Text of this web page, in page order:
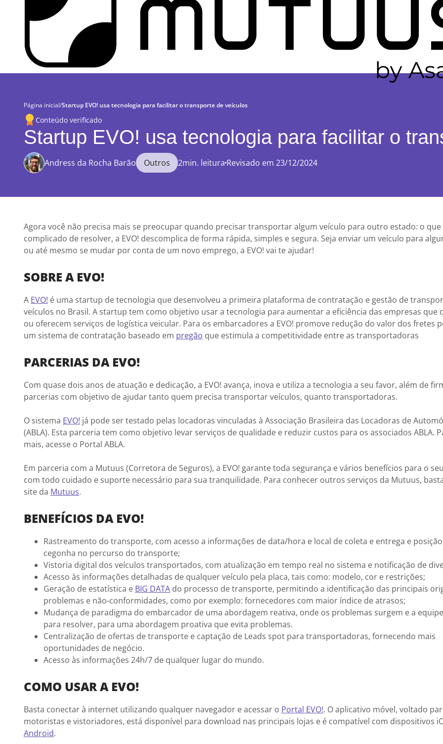
Página inicial/Startup EVO! usa tecnologia para facilitar o transporte de veículos
Conteúdo verificado
Startup EVO! usa tecnologia para facilitar o
Andress da Rocha Barão Outros 2min. leitura Revisado em 23/12/2024
Agora você não precisa mais se preocupar quando precisar transportar algum veículo para outro estado: o que
complicado de resolver, a EVO! descomplica de forma rápida, simples e segura. Seja enviar um veículo para
ou até mesmo se mudar por conta de um novo emprego, a EVO! vai te ajudar!
SOBRE A EVO!
A EVO! é uma startup de tecnologia que desenvolveu a primeira plataforma de contratação e gestão de
veículos no Brasil. A startup tem como objetivo usar a tecnologia para aumentar a eficiência das empresas que
ou oferecem serviços de logística veicular. Para os embarcadores a EVO! promove redução do valor dos fretes
um sistema de contratação baseado em pregão que estimula a competitividade entre as transportadoras
PARCERIAS DA EVO!
Com quase dois anos de atuação e dedicação, a EVO! avança, inova e utiliza a tecnologia a seu favor, além de
parcerias com objetivo de ajudar tanto quem precisa transportar veículos, quanto transportadoras.
O sistema EVO! já pode ser testado pelas locadoras vinculadas à Associação Brasileira das Locadoras de
(ABLA). Esta parceria tem como objetivo levar serviços de qualidade e reduzir custos para os associados ABLA.
mais, acesse o Portal ABLA.
Em parceria com a Mutuus (Corretora de Seguros), a EVO! garante toda segurança e vários benefícios para o
com todo cuidado e suporte necessário para sua tranquilidade. Para conhecer outros serviços da Mutuus,
site da Mutuus.
BENEFÍCIOS DA EVO!
Rastreamento do transporte, com acesso a informações de data/hora e local de coleta e entrega e
cegonha no percurso do transporte;
Vistoria digital dos veículos transportados, com atualização em tempo real no sistema e notificação de
Acesso às informações detalhadas de qualquer veículo pela placa, tais como: modelo, cor e restrições;
Geração de estatística e BIG DATA do processo de transporte, permitindo a identificação das principais
problemas e não-conformidades, como por exemplo: fornecedores com maior índice de atrasos;
Mudança de paradigma do embarcador de uma abordagem reativa, onde os problemas surgem e a
para resolver, para uma abordagem proativa que evita problemas.
Centralização de ofertas de transporte e captação de Leads spot para transportadoras, fornecendo mais
oportunidades de negócio.
Acesso às informações 24h/7 de qualquer lugar do mundo.
COMO USAR A EVO!
Basta conectar à internet utilizando qualquer navegador e acessar o Portal EVO!. O aplicativo móvel, voltado
motoristas e vistoriadores, está disponível para download nas principais lojas e é compatível com dispositivos
Android.